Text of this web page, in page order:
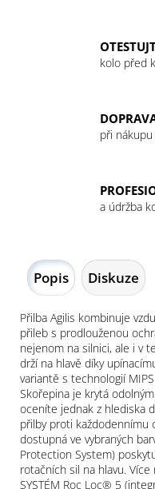
kolo před
při
a údržba
Popis Diskuze
Přilba Agilis kombinuje
přileb s prodlouženou
nejenom na silnici, ale i v
drží na hlavě díky
variantě s technologií
Skořepina je krytá
oceníte jednak z hlediska
přilby proti každodennímu
dostupná ve vybraných
Protection System)
rotačních sil na hlavu. Více
SYSTÉM Roc Loc® 5